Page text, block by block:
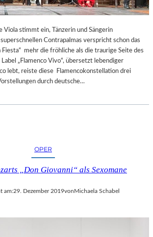
Viola stimmt ein, Tänzerin und Sängerin
Contrapalmas verspricht schon das
Fiesta“ mehr die fröhliche als die traurige Seite des
„Flamenco Vivo“, übersetzt lebendiger
lebt, reiste diese Flamencokonstellation drei
durch deutsche…
OPER
„Don Giovanni“ als Sexomane
am:29. Dezember 2019von Michaela Schabel